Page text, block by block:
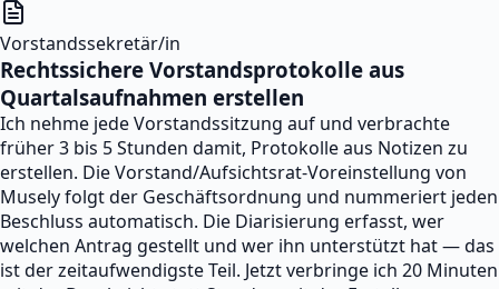
Vorstandssekretär/in
Rechtssichere Vorstandsprotokolle aus
Quartalsaufnahmen erstellen
Ich nehme jede Vorstandssitzung auf und verbrachte
früher 3 bis 5 Stunden damit, Protokolle aus Notizen zu
erstellen. Die Vorstand/Aufsichtsrat-Voreinstellung von
Musely folgt der Geschäftsordnung und nummeriert jeden
Beschluss automatisch. Die Diarisierung erfasst, wer
welchen Antrag gestellt und wer ihn unterstützt hat — das
ist der zeitaufwendigste Teil. Jetzt verbringe ich 20 Minuten